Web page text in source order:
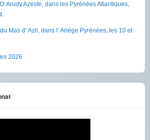
Azeste, dans les Pyrénées Atlantiques,
Mas d’ Azil, dans l’ Ariège Pyrénées, les 10 et
2026